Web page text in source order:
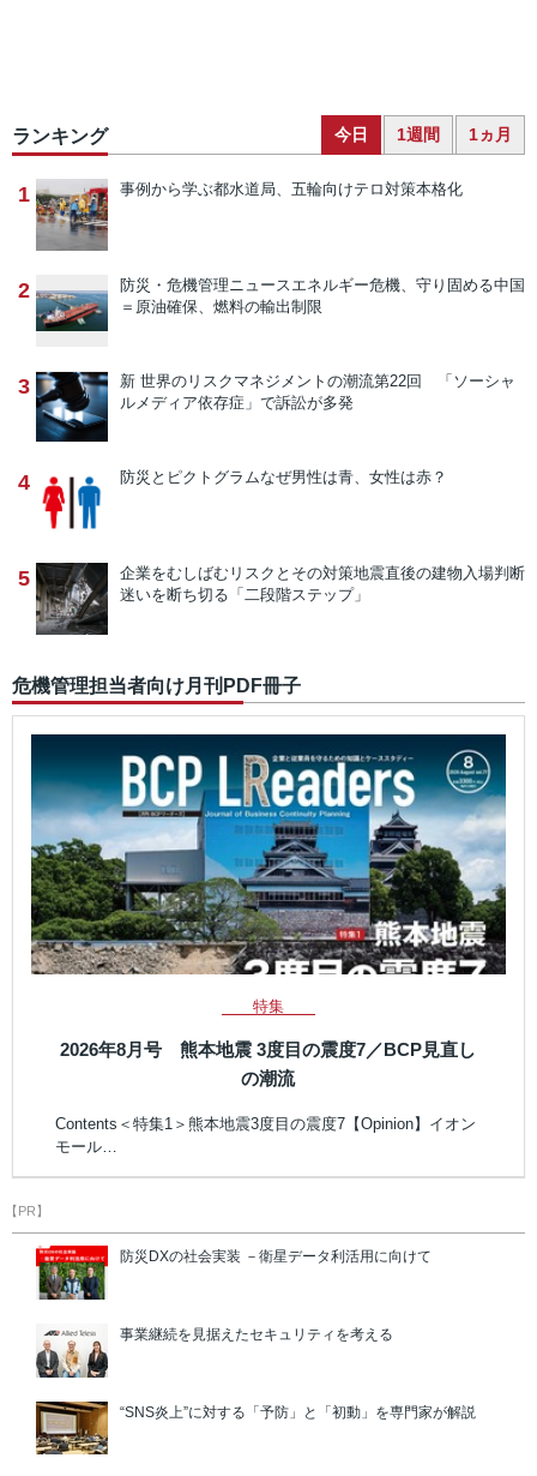
ランキング 今日 1週間 1ヵ月
1 事例から学ぶ都水道局、五輪向けテロ対策本格化
2 防災・危機管理ニュースエネルギー危機、守り固める中国
＝原油確保、燃料の輸出制限
3 新 世界のリスクマネジメントの潮流第22回 「ソーシャ
ルメディア依存症」で訴訟が多発
4 防災とピクトグラムなぜ男性は青、女性は赤？
5 企業をむしばむリスクとその対策地震直後の建物入場判断
迷いを断ち切る「二段階ステップ」
危機管理担当者向け月刊PDF冊子
特集
2026年8月号 熊本地震 3度目の震度7／BCP見直し
の潮流
Contents＜特集1＞熊本地震3度目の震度7【Opinion】イオン
モール…
【PR】
防災DXの社会実装 －衛星データ利活用に向けて
事業継続を見据えたセキュリティを考える
“SNS炎上”に対する「予防」と「初動」を専門家が解説